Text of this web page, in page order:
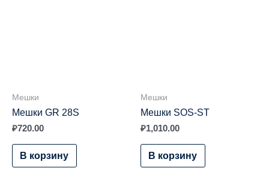
Мешки
Мешки GR 28S
₽720.00
В корзину
Мешки
Мешки SOS-ST
₽1,010.00
В корзину